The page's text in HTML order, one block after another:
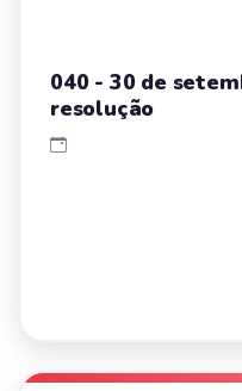
040 - 30 de
resolução